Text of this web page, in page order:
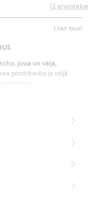
Liian suuri
12 arvostelua
jossa on väljä,
poolokaulus ja väljä
muiden vaatteiden päälle
väljä siluetti